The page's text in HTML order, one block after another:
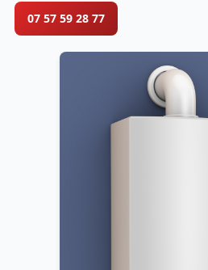
07 57 59 28 77